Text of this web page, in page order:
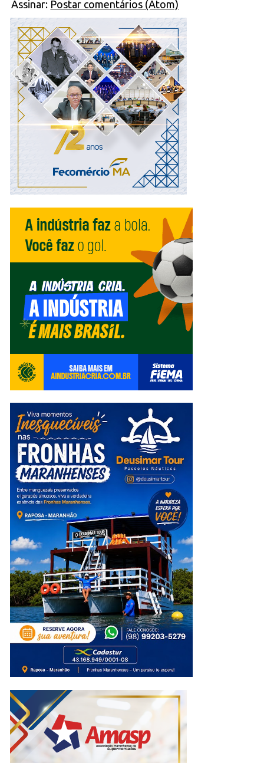
Assinar: Postar comentários (Atom)